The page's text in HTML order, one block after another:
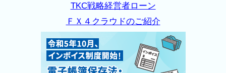
TKC戦略経営者ローン
ＦＸ４クラウドのご紹介